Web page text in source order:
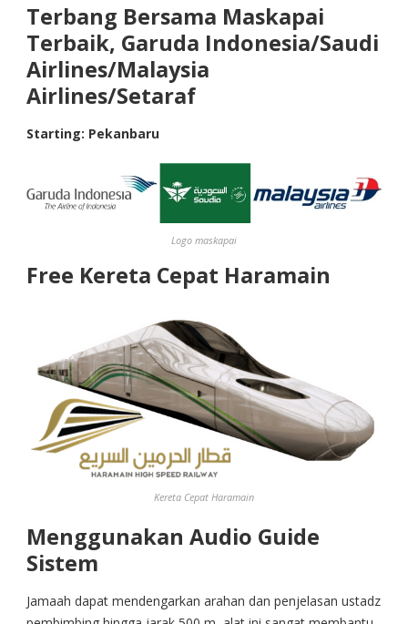
Terbang Bersama Maskapai
Terbaik, Garuda Indonesia/Saudi
Airlines/Malaysia
Airlines/Setaraf
Starting: Pekanbaru
Logo maskapai
Free Kereta Cepat Haramain
Kereta Cepat Haramain
Menggunakan Audio Guide
Sistem
Jamaah dapat mendengarkan arahan dan penjelasan ustadz